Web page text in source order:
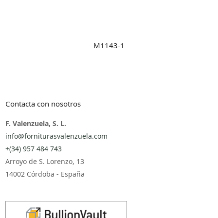
M1143-1
Contacta con nosotros
F. Valenzuela, S. L.
info@forniturasvalenzuela.com
+(34) 957 484 743
Arroyo de S. Lorenzo, 13
14002 Córdoba - España